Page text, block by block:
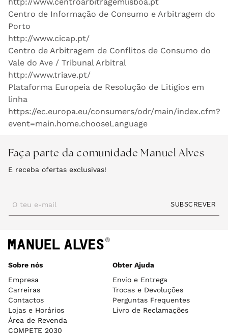
Centro de Informação de Consumo e Arbitragem do
Porto
http://www.cicap.pt/
Centro de Arbitragem de Conflitos de Consumo do
Vale do Ave / Tribunal Arbitral
http://www.triave.pt/
Plataforma Europeia de Resolução de Litígios em
linha
https://ec.europa.eu/consumers/odr/main/index.cfm?
event=main.home.chooseLanguage
Faça parte da comunidade Manuel Alves
E receba ofertas exclusivas!
O teu e-mail SUBSCREVER
Sobre nós
Empresa
Carreiras
Contactos
Lojas e Horários
Área de Revenda
COMPETE 2030
Obter Ajuda
Envio e Entrega
Trocas e Devoluções
Perguntas Frequentes
Livro de Reclamações